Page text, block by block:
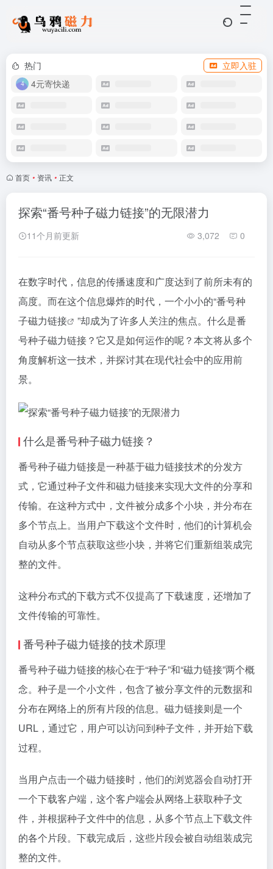
热门
立即入驻
4元寄快递
首页 • 资讯 • 正文
探索“番号种子磁力链接”的无限潜力
11个月前更新 3,072 0
在数字时代，信息的传播速度和广度达到了前所未有的
高度。而在这个信息爆炸的时代，一个小小的“番号种
子磁力链接
”却成为了许多人关注的焦点。什么是番
号种子磁力链接？它又是如何运作的呢？本文将从多个
角度解析这一技术，并探讨其在现代社会中的应用前
景。
什么是番号种子磁力链接？
番号种子磁力链接是一种基于磁力链接技术的分发方
式，它通过种子文件和磁力链接来实现大文件的分享和
传输。在这种方式中，文件被分成多个小块，并分布在
多个节点上。当用户下载这个文件时，他们的计算机会
自动从多个节点获取这些小块，并将它们重新组装成完
整的文件。
这种分布式的下载方式不仅提高了下载速度，还增加了
文件传输的可靠性。
番号种子磁力链接的技术原理
番号种子磁力链接的核心在于“种子”和“磁力链接”两个概
念。种子是一个小文件，包含了被分享文件的元数据和
分布在网络上的所有片段的信息。磁力链接则是一个
URL，通过它，用户可以访问到种子文件，并开始下载
过程。
当用户点击一个磁力链接时，他们的浏览器会自动打开
一个下载客户端，这个客户端会从网络上获取种子文
件，并根据种子文件中的信息，从多个节点上下载文件
的各个片段。下载完成后，这些片段会被自动组装成完
整的文件。